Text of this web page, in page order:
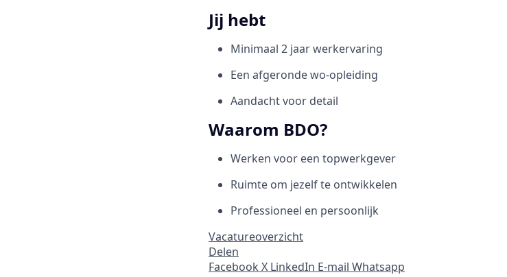
Jij hebt
Minimaal 2 jaar werkervaring
Een afgeronde wo-opleiding
Aandacht voor detail
Waarom BDO?
Werken voor een topwerkgever
Ruimte om jezelf te ontwikkelen
Professioneel en persoonlijk
Vacatureoverzicht
Delen
Facebook X LinkedIn E-mail Whatsapp